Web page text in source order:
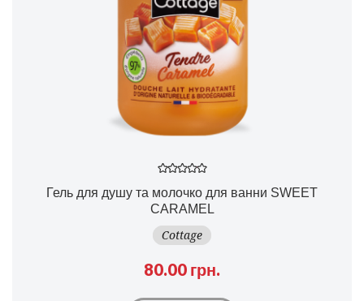
Гель для душу та молочко для ванни SWEET
CARAMEL
Cottage
80.00 грн.